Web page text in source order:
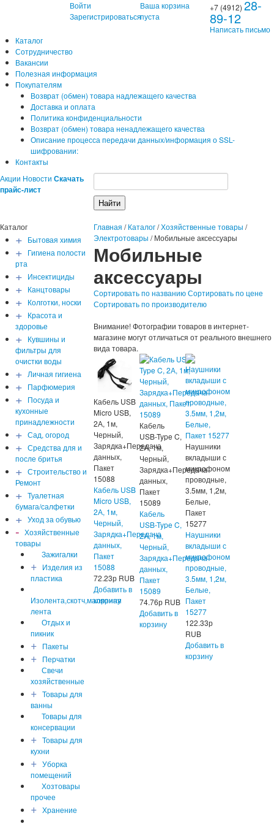
Войти
Зарегистрироваться
Ваша корзина
пуста
+7 (4912)28-
89-12
Написать письмо
Каталог
Сотрудничество
Вакансии
Полезная информация
Покупателям
Возврат (обмен) товара надлежащего качества
Доставка и оплата
Политика конфиденциальности
Возврат (обмен) товара ненадлежащего качества
Описание процесса передачи данных/информация о SSL-
шифровании:
Контакты
Акции Новости Скачать
прайс-лист
Каталог
+ Бытовая химия
+ Гигиена полости
рта
+ Инсектициды
+ Канцтовары
+ Колготки, носки
+ Красота и
здоровье
+ Кувшины и
фильтры для
очистки воды
+ Личная гигиена
+ Парфюмерия
+ Посуда и
кухонные
принадлежности
+ Сад, огород
+ Средства для и
после бритья
+ Строительство и
Ремонт
+ Туалетная
бумага/салфетки
+ Уход за обувью
- Хозяйственные
товары
Зажигалки
+ Изделия из
пластика
Изолента,скотч,малярная
лента
Отдых и
пикник
+ Пакеты
+ Перчатки
Свечи
хозяйственные
+ Товары для
ванны
Товары для
консервации
+ Товары для
кухни
+ Уборка
помещений
Хозтовары
прочее
+ Хранение
Главная /Каталог/Хозяйственные товары /
Электротовары /Мобильные аксессуары
Мобильные
аксессуары
Сортировать по названию Сортировать по цене
Сортировать по производителю
Внимание! Фотографии товаров в интернет-
магазине могут отличаться от реального внешнего
вида товара.
Кабель USB
Micro USB,
2А, 1м,
Черный,
Зарядка+Передача
данных,
Пакет
15088
Кабель USB
Micro USB,
2А, 1м,
Черный,
Зарядка+Передача
данных,
Пакет
15088
72.23р RUB
Добавить в
корзину
Кабель
USB-Type C,
2А, 1м,
Черный,
Зарядка+Передача
данных,
Пакет
15089
Кабель
USB-Type C,
2А, 1м,
Черный,
Зарядка+Передача
данных,
Пакет
15089
74.76р RUB
Добавить в
корзину
Наушники
вкладыши с
микрофоном
проводные,
3.5мм, 1,2м,
Белые,
Пакет
15277
Наушники
вкладыши с
микрофоном
проводные,
3.5мм, 1,2м,
Белые,
Пакет
15277
122.33р
RUB
Добавить в
корзину